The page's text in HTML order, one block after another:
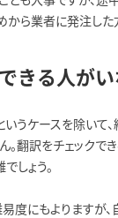
から業者に発注した
きる人がい
いうケースを除いて
。翻訳をチェックで
しょう。
度にもよりますが